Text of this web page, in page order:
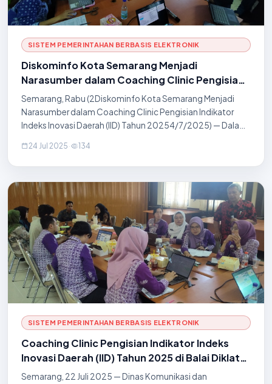
SISTEM PEMERINTAHAN BERBASIS ELEKTRONIK
Diskominfo Kota Semarang Menjadi
Narasumber dalam Coaching Clinic Pengisian
Indikator Indeks Inovasi Daerah (IID) Tahun
2025
Semarang, Rabu (2Diskominfo Kota Semarang Menjadi
Narasumber dalam Coaching Clinic Pengisian Indikator
Indeks Inovasi Daerah (IID) Tahun 20254/7/2025) — Dalam
lingkungan Pemerintah Kota Semarang, Badan Kepeg
24 Jul 2025 · 134
SISTEM PEMERINTAHAN BERBASIS ELEKTRONIK
Coaching Clinic Pengisian Indikator Indeks
Inovasi Daerah (IID) Tahun 2025 di Balai Diklat
BKPP
Semarang, 22 Juli 2025 — Dinas Komunikasi dan